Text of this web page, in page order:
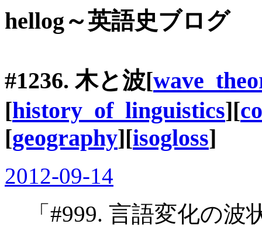
hellog～英語史ブログ
#1236. 木と波[
[history_of_linguistics][
[geography][isogloss]
2012-09-14
「#999. 言語変化の波